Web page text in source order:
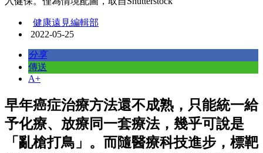
健康遠見編輯部
2022-05-25
分享
傳送
A+
早年癌症治療方法還不成熟，只能統一給
予化療、放療同一套療法，幾乎可說是
「亂槍打鳥」。而隨醫療科技進步，標靶